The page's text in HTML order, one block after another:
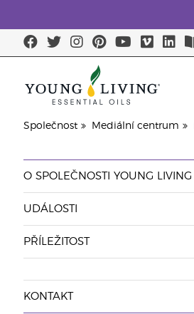
Společnost Mediální centrum
O SPOLEČNOSTI YOUNG LIVING
UDÁLOSTI
PŘÍLEŽITOST
KONTAKT